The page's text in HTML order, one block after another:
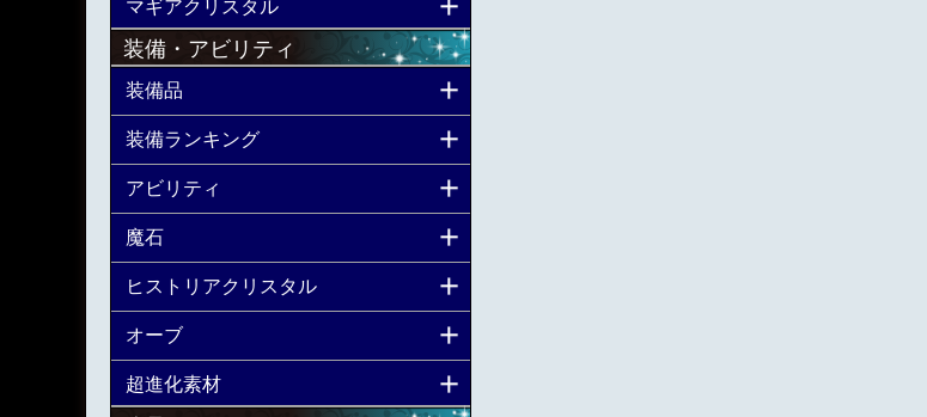
マギアクリスタル
装備・アビリティ
装備品
装備ランキング
アビリティ
魔石
ヒストリアクリスタル
オーブ
超進化素材